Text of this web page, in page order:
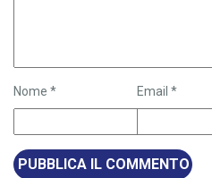
Nome * Email *